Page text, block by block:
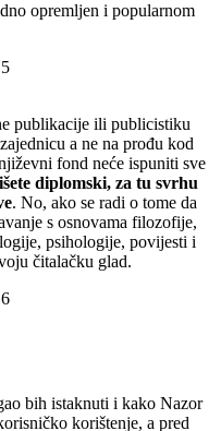
opremljen i popularnom
publikacije ili publicistiku
a ne na prođu kod
fond neće ispuniti sve
diplomski, za tu svrhu
. No, ako se radi o tome da
s osnovama filozofije,
psihologije, povijesti i
čitalačku glad.
bih istaknuti i kako Nazor
korištenje, a pred